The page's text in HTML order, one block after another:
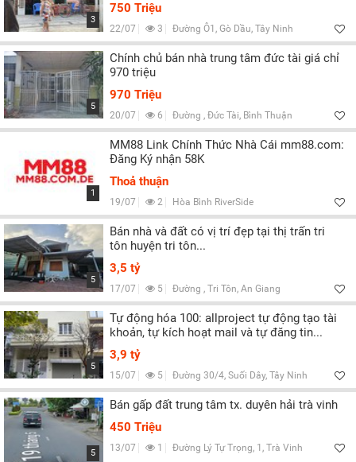
3
750 Triệu
22/07 3 Đường Ô1, Gò Dầu, Tây Ninh
5
Chính chủ bán nhà trung tâm đức tài giá chỉ
970 triệu
970 Triệu
20/07 6 Đường , Đức Tài, Bình Thuận
1
MM88 Link Chính Thức Nhà Cái mm88.com:
Đăng Ký nhận 58K
Thoả thuận
19/07 2 Hòa Bình RiverSide
5
Bán nhà và đất có vị trí đẹp tại thị trấn tri
tôn huyện tri tôn...
3,5 tỷ
17/07 5 Đường , Tri Tôn, An Giang
5
Tự động hóa 100: allproject tự động tạo tài
khoản, tự kích hoạt mail và tự đăng tin...
3,9 tỷ
15/07 5 Đường 30/4, Suối Dây, Tây Ninh
5
Bán gấp đất trung tâm tx. duyên hải trà vinh
450 Triệu
13/07 1 Đường Lý Tự Trọng, 1, Trà Vinh